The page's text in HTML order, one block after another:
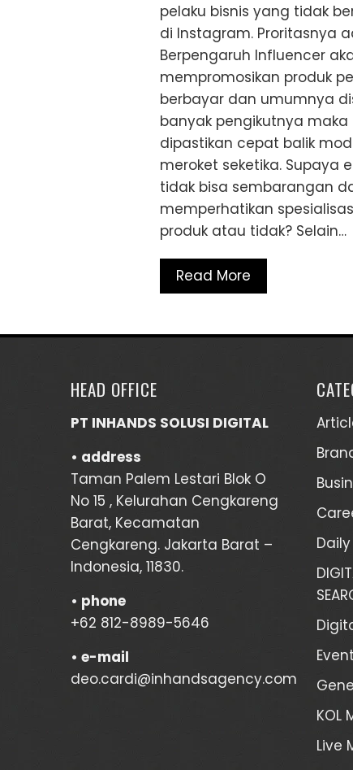
pelaku bisnis yang tidak
di Instagram. Proritasnya
Berpengaruh Influencer
mempromosikan produk
berbayar dan umumnya
banyak pengikutnya
dipastikan cepat balik
meroket seketika. Supaya
tidak bisa sembarangan
memperhatikan
produk atau tidak? Selain…
Read More
HEAD OFFICE
PT INHANDS SOLUSI DIGITAL
• address
Taman Palem Lestari Blok O
No 15 , Kelurahan Cengkareng
Barat, Kecamatan
Cengkareng. Jakarta Barat –
Indonesia, 11830.
• phone
+62 812-8989-5646
• e-mail
deo.cardi@inhandsagency.com
KOL
Live